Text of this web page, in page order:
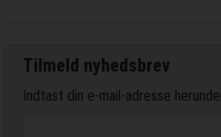
Tilmeld nyhedsbrev
Indtast din e-mail-adresse